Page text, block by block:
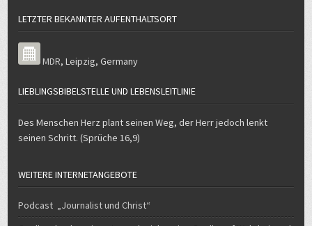
LETZTER BEKANNTER AUFENTHALTSORT
MDR,Leipzig,Germany
LIEBLINGSBIBELSTELLE UND LEBENSLEITLINIE
Des Menschen Herz plant seinen Weg, der Herr jedoch lenkt
seinen Schritt. (Sprüche 16,9)
WEITERE INTERNETANGEBOTE
Podcast „Journalist und Christ“